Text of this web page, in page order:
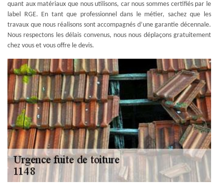
quant aux matériaux que nous utilisons, car nous sommes certifiés par le
label RGE. En tant que professionnel dans le métier, sachez que les
travaux que nous réalisons sont accompagnés d’une garantie décennale.
Nous respectons les délais convenus, nous nous déplaçons gratuitement
chez vous et vous offre le devis.